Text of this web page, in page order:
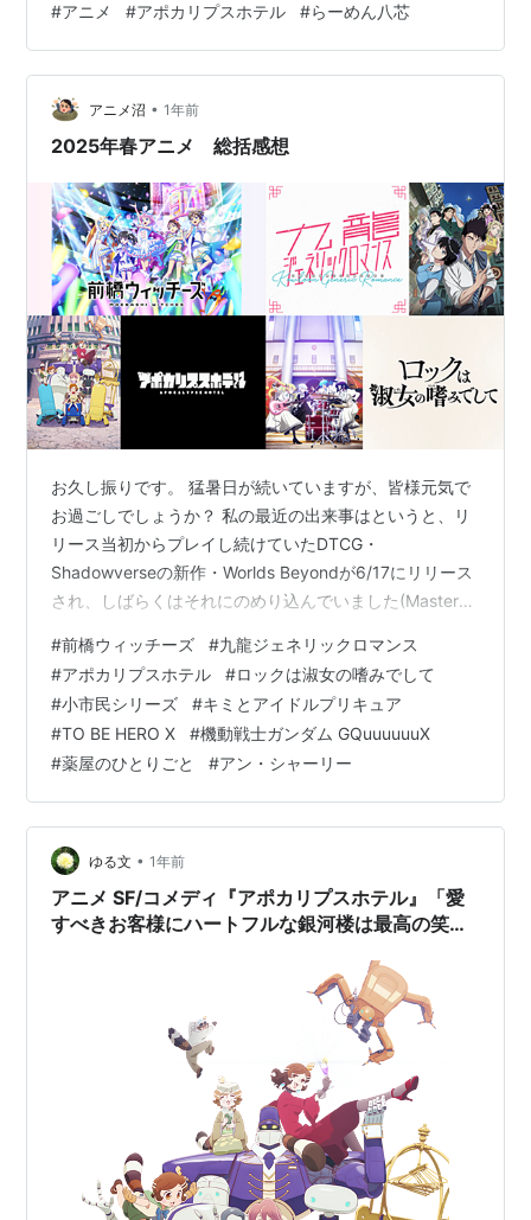
うお店に行き、写真の「鯛塩ラーメン」（税込750円）
と「おい飯鯛茶漬け用（正式名覚えてない）」（税込
350円）をいただきました。 上品な味かつ美味しくて、
割とお安いお店、近くに行った際には、また行ってみよ
うかと思います👍 北九州に戻ってからは「スーパーセン
#アニメ #アポカリプスホテル #らーめん八芯
アニメ沼 • 1年前
2025年春アニメ 総括感想
お久し振りです。 猛暑日が続いていますが、皆様元気で
お過ごしでしょうか？ 私の最近の出来事はというと、リ
リース当初からプレイし続けていたDTCG・
Shadowverseの新作・Worlds Beyondが6/17にリリース
され、しばらくはそれにのめり込んでいました(Masterラ
社の都合で引越をすることになりまして、超近場での引
越なので生活圏内は全く変わらないんですが、これまで
寮暮らしだったのが完全に一人暮らしになり、大学時代
は自宅から通っていた自分としては、今更ながら初めて
の自炊生活(どこまでするかわからないけど)が始まるとい
うことで不安…
#前橋ウィッチーズ #九龍ジェネリックロマンス
#アポカリプスホテル #ロックは淑女の嗜みでして
#小市民シリーズ #キミとアイドルプリキュア
#TO BE HERO X #機動戦士ガンダム GQuuuuuuX
#薬屋のひとりごと #アン・シャーリー
ゆる文 • 1年前
アニメ SF/コメディ『アポカリプスホテル』「愛
すべきお客様にハートフルな銀河楼は最高の笑顔